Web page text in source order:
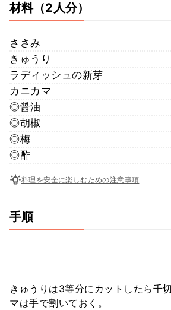
材料（2人分）
ささみ
きゅうり
ラディッシュの新芽
カニカマ
◎醤油
◎胡椒
◎梅
◎酢
料理を安全に楽しむための注意事項
手順
きゅうりは3等分にカットしたら千
マは手で割いておく。